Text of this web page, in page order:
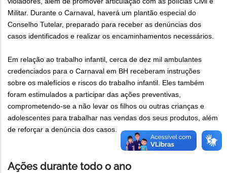
Militar. Durante o Carnaval, haverá um plantão especial do
Conselho Tutelar, preparado para receber as denúncias dos
casos identificados e realizar os encaminhamentos necessários.
Em relação ao trabalho infantil, cerca de dez mil ambulantes
credenciados para o Carnaval em BH receberam instruções
sobre os malefícios e riscos do trabalho infantil. Eles também
foram estimulados a participar das ações preventivas,
comprometendo-se a não levar os filhos ou outras crianças e
adolescentes para trabalhar nas vendas dos seus produtos, além
de reforçar a denúncia dos casos.
Ações durante todo o ano